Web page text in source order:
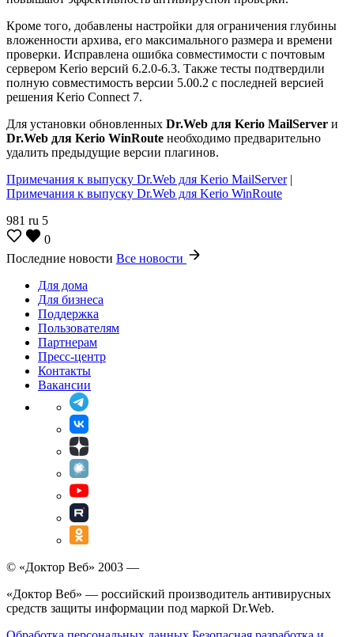
Кроме того, добавлены настройки для ограничения глубины
вложенности архива, его максимального размера и времени
проверки. Исправлена ошибка совместимости с почтовым
сервером Kerio версий 6.2.0-6.3. Также тесты подтвердили
полную совместимость версии 5.00.2 с последней версией
решения Kerio Connect 7.
Для установки обновленных Dr.Web для Kerio MailServer и
Dr.Web для Kerio WinRoute необходимо предварительно
удалить предыдущие версии плагинов.
Примечания к выпуску Dr.Web для Kerio MailServer|
Примечания к выпуску Dr.Web для Kerio WinRoute
981 ru 5
0
Последние новости Все новости
Для дома
Для бизнеса
Поддержка
Пользователям
Партнерам
Пресс-центр
Контакты
Вакансии
© «Доктор Веб» 2003 —
«Доктор Веб» — российский производитель антивирусных
средств защиты информации под маркой Dr.Web.